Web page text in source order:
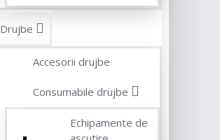
Drujbe
Accesorii drujbe
Consumabile drujbe
Echipamente de